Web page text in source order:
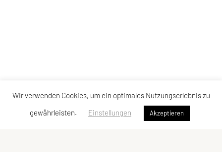
Wir verwenden Cookies, um ein optimales Nutzungserlebnis zu
gewährleisten.
Einstellungen Akzeptieren